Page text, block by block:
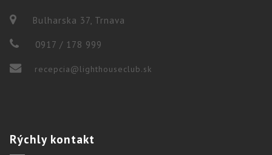
Bulharska 37, Trnava
0917 / 178 999
recepcia@lighthouseclub.sk
Rýchlykontakt